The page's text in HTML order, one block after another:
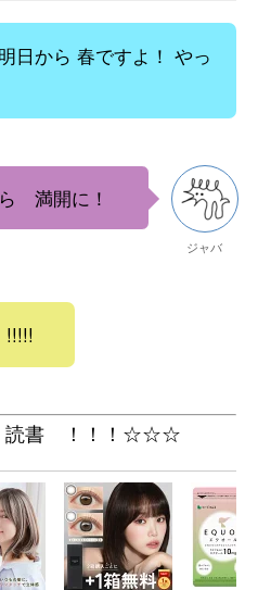
から 春ですよ！ やっ
満開に！
ジャバ
!!!!!
書 ！！！☆☆☆